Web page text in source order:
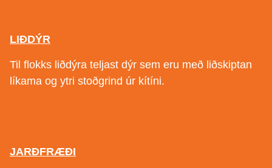
LIÐDÝR
Til flokks liðdýra teljast dýr sem eru með liðskiptan
líkama og ytri stoðgrind úr kítíni.
JARÐFRÆÐI